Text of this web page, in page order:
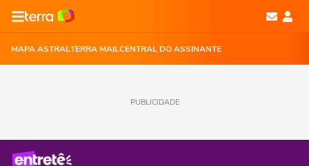
MAPA ASTRALTERRA MAILCENTRAL DO ASSINANTE
PUBLICIDADE